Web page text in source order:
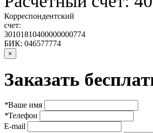
Корреспондентский
счет:
30101810400000000774
БИК: 046577774
×
Заказать
*Ваше имя
*Телефон
E-mail